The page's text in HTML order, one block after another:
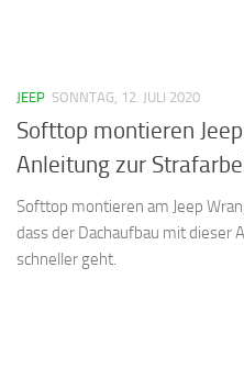
JEEP SONNTAG, 12. JULI 2020
Softtop montieren
Anleitung zur
Softtop montieren am Jeep
dass der Dachaufbau mit dieser
schneller geht.